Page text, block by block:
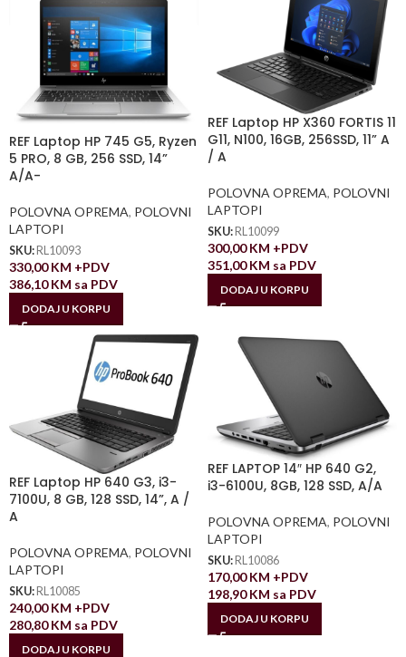
REF Laptop HP 745 G5, Ryzen
5 PRO, 8 GB, 256 SSD, 14”
A/A-
POLOVNA OPREMA, POLOVNI
LAPTOPI
SKU: RL10093
330,00KM +PDV
386,10KM sa PDV
DODAJ U KORPU
REF Laptop HP X360 FORTIS 11
G11, N100, 16GB, 256SSD, 11” A
/ A
POLOVNA OPREMA, POLOVNI
LAPTOPI
SKU: RL10099
300,00KM +PDV
351,00KM sa PDV
DODAJ U KORPU
REF Laptop HP 640 G3, i3-
7100U, 8 GB, 128 SSD, 14”, A /
A
POLOVNA OPREMA, POLOVNI
LAPTOPI
SKU: RL10085
240,00KM +PDV
280,80KM sa PDV
DODAJ U KORPU
REF LAPTOP 14″ HP 640 G2,
i3-6100U, 8GB, 128 SSD, A/A
POLOVNA OPREMA, POLOVNI
LAPTOPI
SKU: RL10086
170,00KM +PDV
198,90KM sa PDV
DODAJ U KORPU